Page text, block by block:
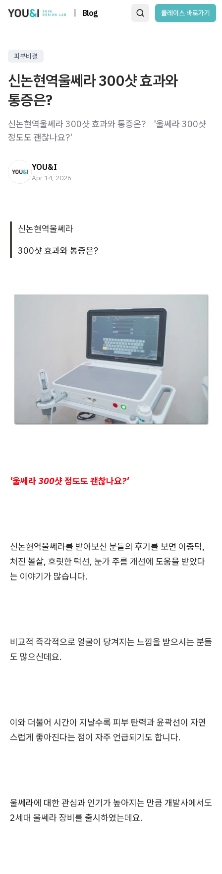
Blog 플레이스 바로가기
피부비결
신논현역울쎄라 300샷 효과와
통증은?
신논현역울쎄라 300샷 효과와 통증은? ​ ​ ​ '울쎄라 300샷
정도도 괜찮나요?' ​
YOU&I
Apr 14, 2026
신논현역울쎄라
300샷 효과와 통증은?
'울쎄라 300샷 정도도 괜찮나요?'
신논현역울쎄라를 받아보신 분들의 후기를 보면 이중턱,
처진 볼살, 흐릿한 턱선, 눈가 주름 개선에 도움을 받았다
는 이야기가 많습니다.
비교적 즉각적으로 얼굴이 당겨지는 느낌을 받으시는 분들
도 많으신데요.
이와 더불어 시간이 지날수록 피부 탄력과 윤곽선이 자연
스럽게 좋아진다는 점이 자주 언급되기도 합니다.
울쎄라에 대한 관심과 인기가 높아지는 만큼 개발사에서도
2세대 울쎄라 장비를 출시하였는데요.